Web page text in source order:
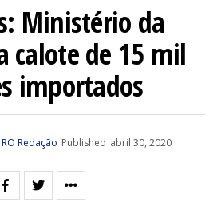
Ministério da
calote de 15 mil
importados
Redação Published abril 30, 2020